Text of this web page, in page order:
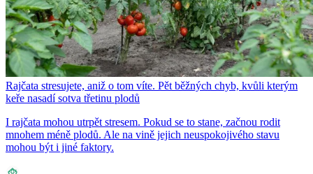
Rajčata stresujete, aniž o tom víte. Pět běžných chyb, kvůli kterým
keře nasadí sotva třetinu plodů
I rajčata mohou utrpět stresem. Pokud se to stane, začnou rodit
mnohem méně plodů. Ale na vině jejich neuspokojivého stavu
mohou být i jiné faktory.